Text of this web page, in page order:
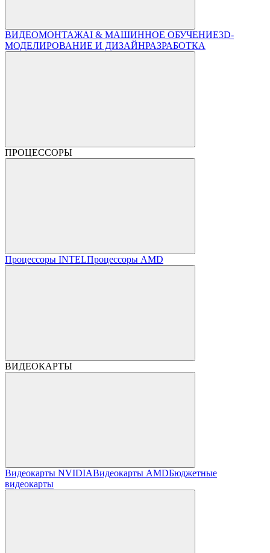
ВИДЕОМОНТАЖAI & МАШИННОЕ ОБУЧЕНИЕ3D-
МОДЕЛИРОВАНИЕ И ДИЗАЙНРАЗРАБОТКА
ПРОЦЕССОРЫ
Процессоры INTELПроцессоры AMD
ВИДЕОКАРТЫ
Видеокарты NVIDIAВидеокарты AMDБюджетные
видеокарты